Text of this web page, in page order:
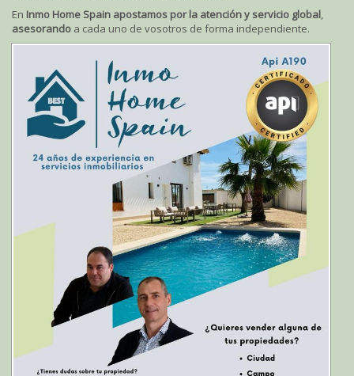
En Inmo Home Spain apostamos por la atención y servicio global
asesorando a cada uno de vosotros de forma independiente.